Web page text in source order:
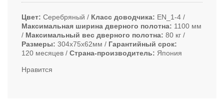
Цвет Серебряный Класс доводчика
EN_1-4
Максимальная ширина дверного полотна
1100 мм
Максимальный вес дверного полотна 80 кг
Размеры
304х75х62мм
Гарантийный срок
120 месяцев
Страна-производитель Япония
Нравится